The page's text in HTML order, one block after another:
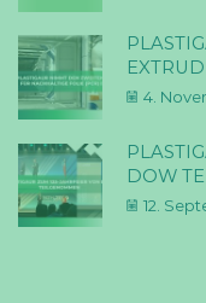
4.
DOW
12.